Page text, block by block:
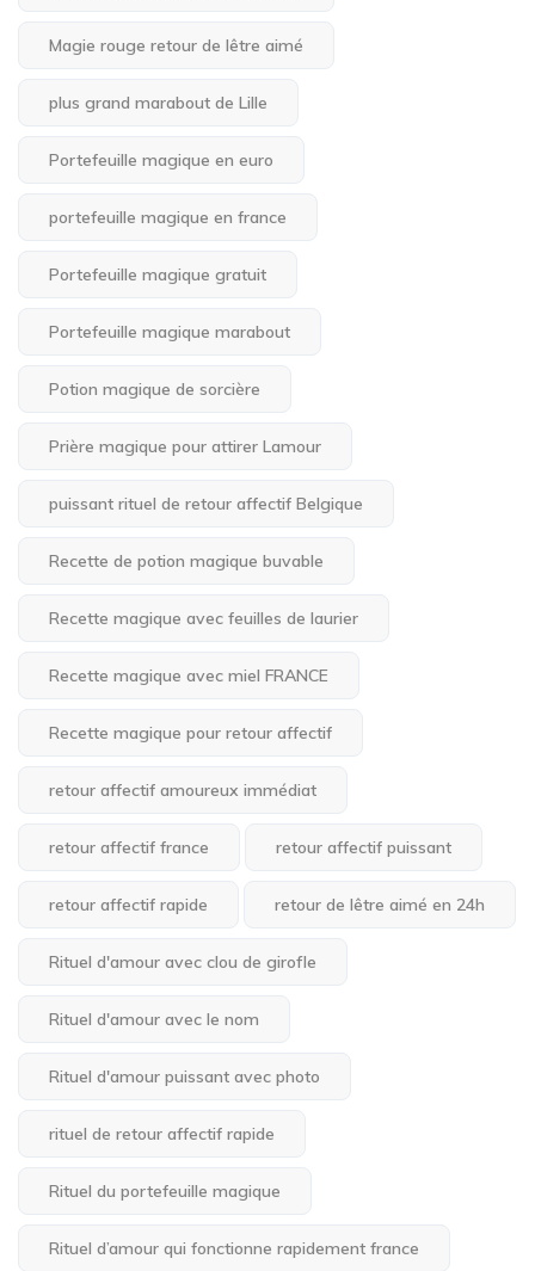
Magie rouge retour de lêtre aimé
plus grand marabout de Lille
Portefeuille magique en euro
portefeuille magique en france
Portefeuille magique gratuit
Portefeuille magique marabout
Potion magique de sorcière
Prière magique pour attirer Lamour
puissant rituel de retour affectif Belgique
Recette de potion magique buvable
Recette magique avec feuilles de laurier
Recette magique avec miel FRANCE
Recette magique pour retour affectif
retour affectif amoureux immédiat
retour affectif france retour affectif puissant
retour affectif rapide retour de lêtre aimé en 24h
Rituel d'amour avec clou de girofle
Rituel d'amour avec le nom
Rituel d'amour puissant avec photo
rituel de retour affectif rapide
Rituel du portefeuille magique
Rituel d’amour qui fonctionne rapidement france